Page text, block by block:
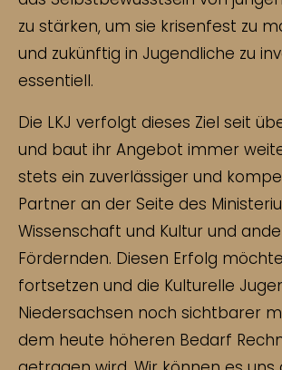
zu stärken, um sie krisenfest zu
und zukünftig in Jugendliche zu
essentiell.
Die LKJ verfolgt dieses Ziel seit
und baut ihr Angebot immer
stets ein zuverlässiger und
Partner an der Seite des
Wissenschaft und Kultur und
Fördernden. Diesen Erfolg
fortsetzen und die Kulturelle
Niedersachsen noch sichtbarer
dem heute höheren Bedarf